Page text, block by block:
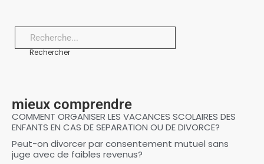
Rechercher
mieux comprendre
COMMENT ORGANISER LES VACANCES SCOLAIRES DES
ENFANTS EN CAS DE SEPARATION OU DE DIVORCE?
Peut-on divorcer par consentement mutuel sans
juge avec de faibles revenus?